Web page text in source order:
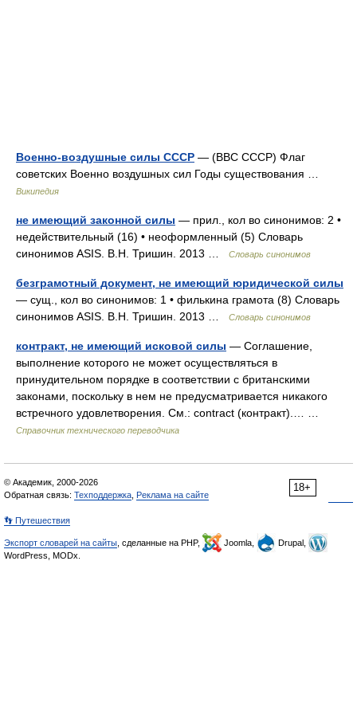
Военно-воздушные силы СССР — (ВВС СССР) Флаг
советских Военно воздушных сил Годы существования …
Википедия
не имеющий законной силы — прил., кол во синонимов: 2 •
недействительный (16) • неоформленный (5) Словарь
синонимов ASIS. В.Н. Тришин. 2013 …
Словарь синонимов
безграмотный документ, не имеющий юридической силы
— сущ., кол во синонимов: 1 • филькина грамота (8) Словарь
синонимов ASIS. В.Н. Тришин. 2013 …
Словарь синонимов
контракт, не имеющий исковой силы — Соглашение,
выполнение которого не может осуществляться в
принудительном порядке в соответствии с британскими
законами, поскольку в нем не предусматривается никакого
встречного удовлетворения. См.: contract (контракт).… …
Справочник технического переводчика
18+
© Академик, 2000-2026
Обратная связь: Техподдержка Реклама на сайте
👣 Путешествия
Экспорт словарей на сайты , сделанные на PHP, Joomla,
Drupal,
WordPress, MODx.